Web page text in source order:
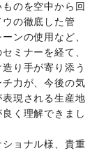
のを空中から回
の徹底した管
ンの使用など、
ミナーを経て、
り手が寄り添う
力が、今後の気
現される生産地
く理解できまし
ョナル様、貴重